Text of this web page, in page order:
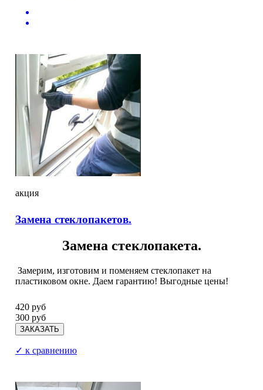
акция
Замена стеклопакетов.
Замена стеклопакета.
Замерим, изготовим и поменяем стеклопакет на
пластиковом окне. Даем гарантию! Выгодные цены!
420 руб
300 руб
✓ к сравнению